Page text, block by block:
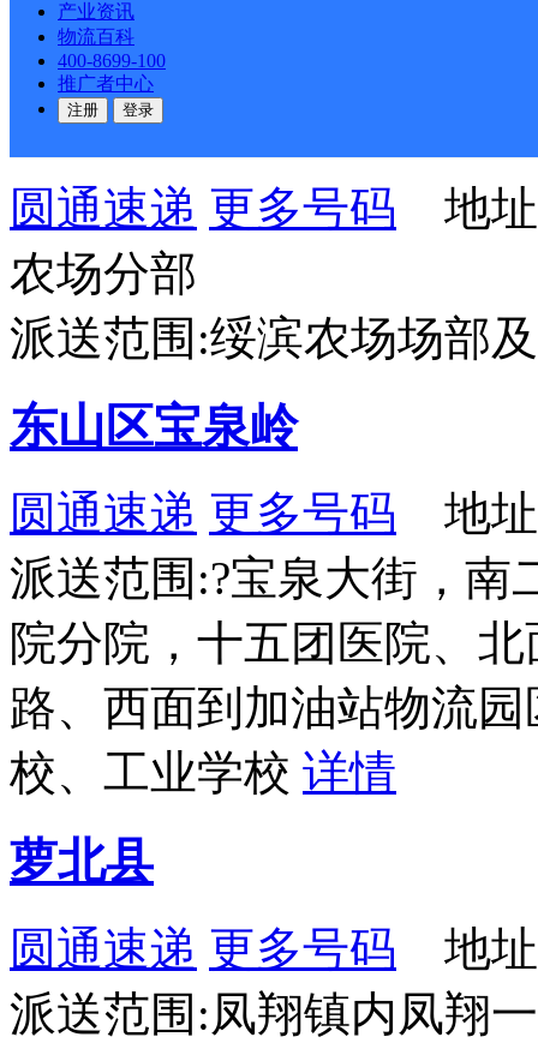
产业资讯
物流百科
400-8699-100
推广者中心
注册 登录
派送范围:农场场部
绥滨县农场绥滨农场
圆通速递 更多号码 地址
农场分部
派送范围:绥滨农场场部
东山区宝泉岭
圆通速递 更多号码 地址
派送范围:?宝泉大街，南
院分院，十五团医院、
路、西面到加油站物流
校、工业学校 详情
萝北县
圆通速递 更多号码 地址
派送范围:凤翔镇内凤翔